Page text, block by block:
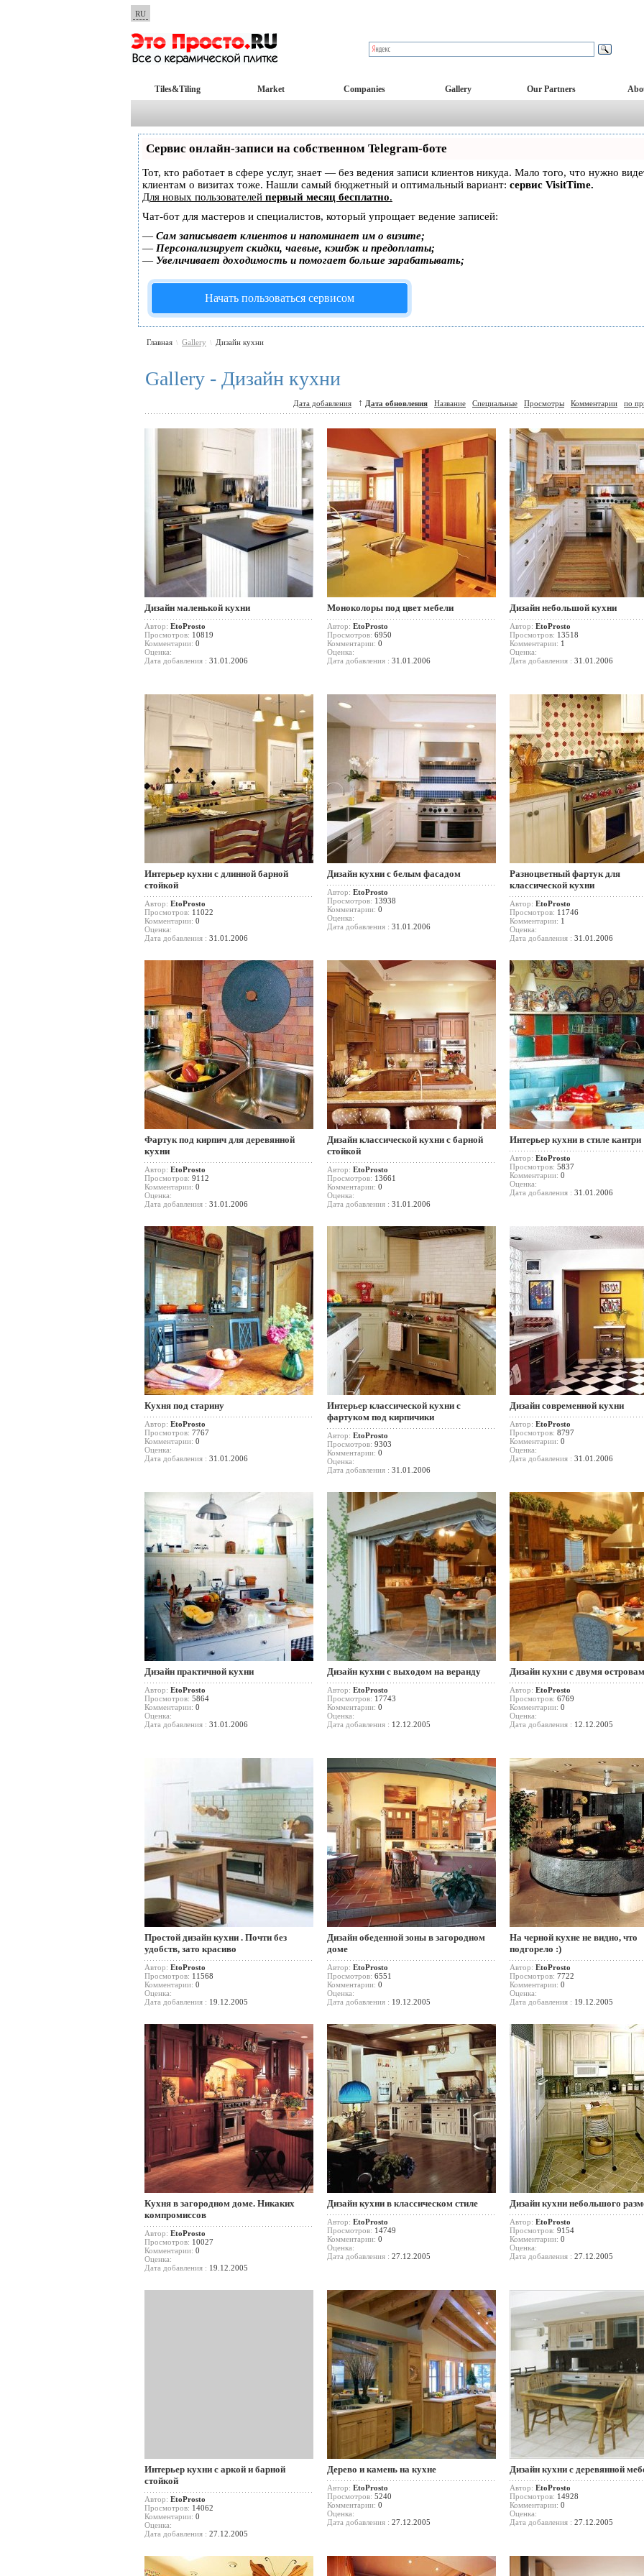
RU
Tiles&Tiling Market Companies Gallery Our Partners
Сервис онлайн-записи на собственном Telegram-боте
Тот, кто работает в сфере услуг, знает — без ведения записи клиентов никуда. Мало того, что нужно
клиентам о визитах тоже. Нашли самый бюджетный и оптимальный вариант: сервис VisitTime.
Для новых пользователей первый месяц бесплатно.
Чат-бот для мастеров и специалистов, который упрощает ведение записей:
— Сам записывает клиентов и напоминает им о визите;
— Персонализирует скидки, чаевые, кэшбэк и предоплаты;
— Увеличивает доходимость и помогает больше зарабатывать;
Начать пользоваться сервисом
Главная \ Gallery \ Дизайн кухни
Gallery - Дизайн кухни
Дата добавления ↑ Дата обновления Название Специальные Просмотры Комментарии по
Дизайн маленькой кухни
Автор: EtoProsto
Просмотров: 10819
Комментарии: 0
Оценка:
Дата добавления : 31.01.2006
Моноколоры под цвет мебели
Автор: EtoProsto
Просмотров: 6950
Комментарии: 0
Оценка:
Дата добавления : 31.01.2006
Дизайн небольшой кухни
Автор: EtoProsto
Просмотров: 13518
Комментарии: 1
Оценка:
Дата добавления : 31.01.2006
Интерьер кухни с длинной барной
стойкой
Автор: EtoProsto
Просмотров: 11022
Комментарии: 0
Оценка:
Дата добавления : 31.01.2006
Дизайн кухни с белым фасадом
Автор: EtoProsto
Просмотров: 13938
Комментарии: 0
Оценка:
Дата добавления : 31.01.2006
Разноцветный фартук для
классической кухни
Автор: EtoProsto
Просмотров: 11746
Комментарии: 1
Оценка:
Дата добавления : 31.01.2006
Фартук под кирпич для деревянной
кухни
Автор: EtoProsto
Просмотров: 9112
Комментарии: 0
Оценка:
Дата добавления : 31.01.2006
Дизайн классической кухни с барной
стойкой
Автор: EtoProsto
Просмотров: 13661
Комментарии: 0
Оценка:
Дата добавления : 31.01.2006
Интерьер кухни в стиле кантри
Автор: EtoProsto
Просмотров: 5837
Комментарии: 0
Оценка:
Дата добавления : 31.01.2006
Кухня под старину
Автор: EtoProsto
Просмотров: 7767
Комментарии: 0
Оценка:
Дата добавления : 31.01.2006
Интерьер классической кухни с
фартуком под кирпичики
Автор: EtoProsto
Просмотров: 9303
Комментарии: 0
Оценка:
Дата добавления : 31.01.2006
Дизайн современной кухни
Автор: EtoProsto
Просмотров: 8797
Комментарии: 0
Оценка:
Дата добавления : 31.01.2006
Дизайн практичной кухни
Автор: EtoProsto
Просмотров: 5864
Комментарии: 0
Оценка:
Дата добавления : 31.01.2006
Дизайн кухни с выходом на веранду
Автор: EtoProsto
Просмотров: 17743
Комментарии: 0
Оценка:
Дата добавления : 12.12.2005
Дизайн кухни с двумя
Автор: EtoProsto
Просмотров: 6769
Комментарии: 0
Оценка:
Дата добавления : 12.12.2005
Простой дизайн кухни . Почти без
удобств, зато красиво
Автор: EtoProsto
Просмотров: 11568
Комментарии: 0
Оценка:
Дата добавления : 19.12.2005
Дизайн обеденной зоны в загородном
доме
Автор: EtoProsto
Просмотров: 6551
Комментарии: 0
Оценка:
Дата добавления : 19.12.2005
На черной кухне не видно, что
подгорело :)
Автор: EtoProsto
Просмотров: 7722
Комментарии: 0
Оценка:
Дата добавления : 19.12.2005
Кухня в загородном доме. Никаких
компромиссов
Автор: EtoProsto
Просмотров: 10027
Комментарии: 0
Оценка:
Дата добавления : 19.12.2005
Дизайн кухни в классическом стиле
Автор: EtoProsto
Просмотров: 14749
Комментарии: 0
Оценка:
Дата добавления : 27.12.2005
Дизайн кухни небольшого
Автор: EtoProsto
Просмотров: 9154
Комментарии: 0
Оценка:
Дата добавления : 27.12.2005
Интерьер кухни с аркой и барной
стойкой
Автор: EtoProsto
Просмотров: 14062
Комментарии: 0
Оценка:
Дата добавления : 27.12.2005
Дерево и камень на кухне
Автор: EtoProsto
Просмотров: 5240
Комментарии: 0
Оценка:
Дата добавления : 27.12.2005
Дизайн кухни с деревянной
Автор: EtoProsto
Просмотров: 14928
Комментарии: 0
Оценка:
Дата добавления : 27.12.2005